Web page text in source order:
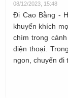
08/12/2023, 15:48
Đi Cao Bằng -
khuyến khích
chìm trong
điện thoại.
ngon, chuyến đi